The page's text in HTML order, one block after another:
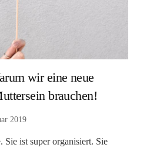
wir eine neue
brauchen!
2019
ist super organisiert. Sie